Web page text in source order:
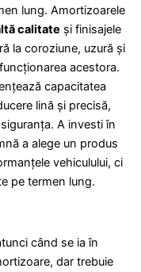
lung. Amortizoarele
calitate și finisajele
la coroziune, uzură și
acestora.
capacitatea
lină și precisă,
A investi în
a alege un produs
vehiculului, ci
pe termen lung.
când se ia în
dar trebuie